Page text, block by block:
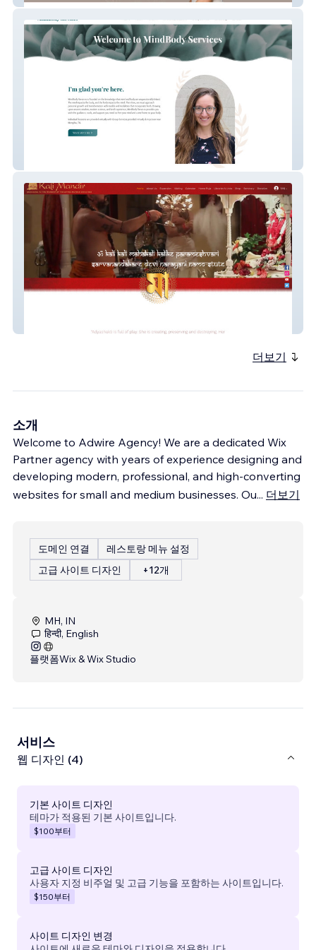
더보기
소개
Welcome to Adwire Agency! We are a dedicated Wix
Partner agency with years of experience designing and
developing modern, professional, and high-converting
websites for small and medium businesses. Ou... 더보기
도메인 연결
레스토랑 메뉴 설정
고급 사이트 디자인
+12개
MH, IN
हिन्दी, English
플랫폼Wix & Wix Studio
서비스
웹 디자인 (4)
기본 사이트 디자인
테마가 적용된 기본 사이트입니다.
$100부터
고급 사이트 디자인
사용자 지정 비주얼 및 고급 기능을 포함하는 사이트입니다.
$150부터
사이트 디자인 변경